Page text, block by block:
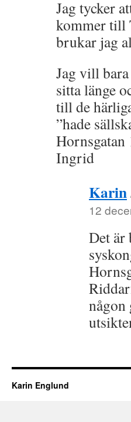
Jag tycker
kommer till
brukar jag
Jag vill bara
sitta länge
till de
”hade
Ingrid
Karin
12
Det är
någon
Karin Englund